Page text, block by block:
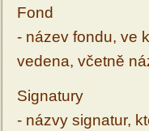
Fond
- název fondu, ve
vedena, včetně
Signatury
- názvy signatur,